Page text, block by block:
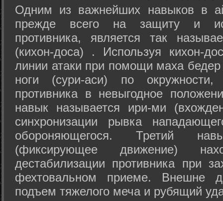
Одним из важнейших навыков в
прежде всего на защиту и
противника, является так
(кихон-доса) . Используя кихон-
линии атаки при помощи маха
ноги (сури-аси) по
противника в невыгодное
навык называется ири-ми
синхронизации рывка
обороняющегося. Третий
(фиксирующее движение)
дестабилизации противника при
фехтовальном приеме. Внешне
подъем тяжелого меча и рубящий